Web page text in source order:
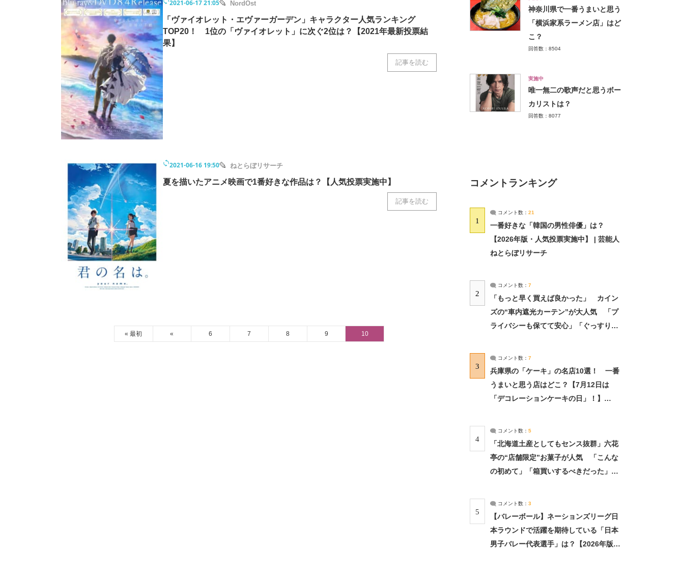
2021-06-17 21:05 NordOst
「ヴァイオレット・エヴァーガーデン」キャラクター人気ランキング
TOP20！ 1位の「ヴァイオレット」に次ぐ2位は？【2021年最新投票結
果】
記事を読む
2021-06-16 19:50 ねとらぼリサーチ
夏を描いたアニメ映画で1番好きな作品は？【人気投票実施中】
記事を読む
« 最初 « 6 7 8 9 10
神奈川県で一番うまいと思う
「横浜家系ラーメン店」はど
こ？
回答数：8504
実施中
唯一無二の歌声だと思うボー
カリストは？
回答数：8077
コメントランキング
1
コメント数： 21
一番好きな「韓国の男性俳優」は？
【2026年版・人気投票実施中】 | 芸能人
ねとらぼリサーチ
2
コメント数： 7
「もっと早く買えば良かった」 カイン
ズの“車内遮光カーテン”が大人気 「プ
ライバシーも保てて安心」「ぐっすり眠
3
コメント数： 7
兵庫県の「ケーキ」の名店10選！ 一番
うまいと思う店はどこ？【7月12日は
「デコレーションケーキの日」！】
4
コメント数： 5
「北海道土産としてもセンス抜群」六花
亭の“店舗限定”お菓子が人気 「こんな
の初めて」「箱買いするべきだった」
5
コメント数： 3
【バレーボール】ネーションズリーグ日
本ラウンドで活躍を期待している「日本
男子バレー代表選手」は？【2026年版・